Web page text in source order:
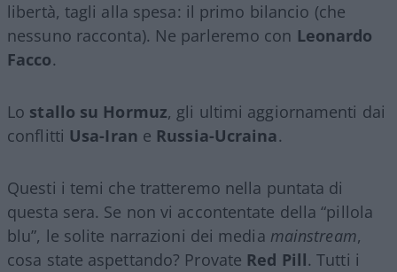
libertà, tagli alla spesa: il primo bilancio (che
nessuno racconta). Ne parleremo con Leonardo
Facco.
Lo stallo su Hormuz, gli ultimi aggiornamenti dai
conflitti Usa-Iran e Russia-Ucraina.
Questi i temi che tratteremo nella puntata di
questa sera. Se non vi accontentate della “pillola
blu”, le solite narrazioni dei media mainstream,
cosa state aspettando? Provate Red Pill. Tutti i